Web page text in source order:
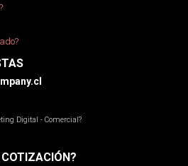
Digital - Comercial?